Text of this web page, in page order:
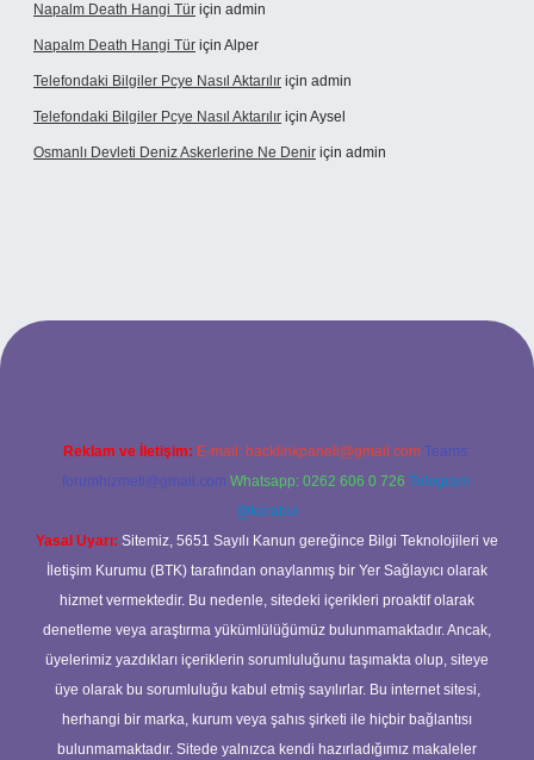
Napalm Death Hangi Tür için admin
Napalm Death Hangi Tür için Alper
Telefondaki Bilgiler Pcye Nasıl Aktarılır için admin
Telefondaki Bilgiler Pcye Nasıl Aktarılır için Aysel
Osmanlı Devleti Deniz Askerlerine Ne Denir için admin
Reklam ve İletişim: E-mail: backlinkpaneli@gmail.com Teams:
forumhizmeti@gmail.com Whatsapp: 0262 606 0 726 Telegram:
@karabul
Yasal Uyarı: Sitemiz, 5651 Sayılı Kanun gereğince Bilgi Teknolojileri ve
İletişim Kurumu (BTK) tarafından onaylanmış bir Yer Sağlayıcı olarak
hizmet vermektedir. Bu nedenle, sitedeki içerikleri proaktif olarak
denetleme veya araştırma yükümlülüğümüz bulunmamaktadır. Ancak,
üyelerimiz yazdıkları içeriklerin sorumluluğunu taşımakta olup, siteye
üye olarak bu sorumluluğu kabul etmiş sayılırlar. Bu internet sitesi,
herhangi bir marka, kurum veya şahıs şirketi ile hiçbir bağlantısı
bulunmamaktadır. Sitede yalnızca kendi hazırladığımız makaleler